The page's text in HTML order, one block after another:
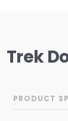
Trek
PRODUCT